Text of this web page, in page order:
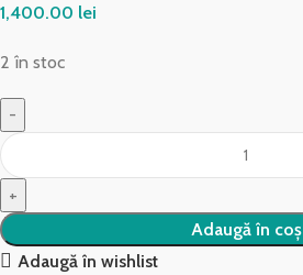
1,400.00 lei
2 în stoc
Adaugă în coș
Adaugă în wishlist